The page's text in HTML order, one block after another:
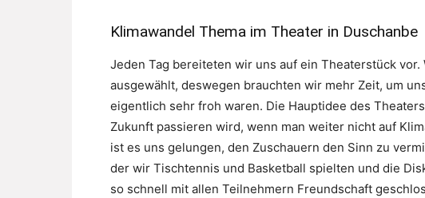
Klimawandel Thema im Theater in Duschanbe
Jeden Tag bereiteten wir uns auf ein Theaterstück
ausgewählt, deswegen brauchten wir mehr Zeit, um
eigentlich sehr froh waren. Die Hauptidee des
Zukunft passieren wird, wenn man weiter nicht auf
ist es uns gelungen, den Zuschauern den Sinn zu
der wir Tischtennis und Basketball spielten und die
so schnell mit allen Teilnehmern Freundschaft